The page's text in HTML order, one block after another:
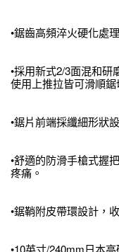
•鋸齒高頻淬火硬化處
•採用新式2/3面混和研
使用上推拉皆可滑順鋸
•鋸片前端採纖細形狀
•舒適的防滑手槍式握
疼痛。
•鋸鞘附皮帶環設計，
•10英寸/240mm日本